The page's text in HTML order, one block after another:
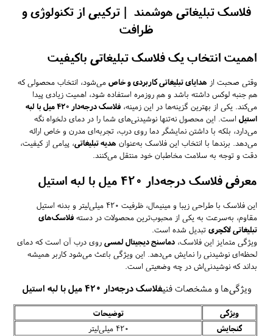
فلاسک تبلیغاتی هوشمند | ترکیبی از تکنولوژی و
ظرافت
اهمیت انتخاب یک فلاسک تبلیغاتی باکیفیت
وقتی صحبت از هدایای تبلیغاتی کاربردی و خاصمی‌شود، انتخاب محصولی که
هم جنبه لوکس داشته باشد و هم روزمره استفاده شود، اهمیت زیادی پیدا
می‌کند. یکی از بهترین گزینه‌ها در این زمینه،
فلاسک درجه‌دار ۴۲۰ میل با لبه
استیلاست. این محصول نه‌تنها نوشیدنی‌های شما را در دمای دلخواه نگه
می‌دارد، بلکه با داشتن نمایشگر دما روی درب، تجربه‌ای مدرن و خاص ارائه
می‌دهد. برندها با انتخاب این فلاسک به‌عنوان هدیه تبلیغاتی، پیامی از کیفیت،
دقت و توجه به سلامت مخاطبان خود منتقل می‌کنند.
معرفی فلاسک درجه‌دار ۴۲۰ میل با لبه استیل
این فلاسک با طراحی زیبا و مینیمال، ظرفیت ۴۲۰ میلی‌لیتر و بدنه استیل
مقاوم، به‌سرعت به یکی از محبوب‌ترین محصولات در دسته فلاسک‌های
تبلیغاتی لاکچریتبدیل شده است.
ویژگی متمایز این فلاسک، دماسنج دیجیتال لمسیروی درب آن است که دمای
لحظه‌ای نوشیدنی را نمایش می‌دهد. این ویژگی باعث می‌شود کاربر همیشه
بداند که نوشیدنی‌اش در چه وضعیتی است.
ویژگی‌ها و مشخصات فنیفلاسک درجه‌دار ۴۲۰ میل با لبه استیل
ویژگی
توضیحات
گنجایش
۴۲۰ میلی‌لیتر